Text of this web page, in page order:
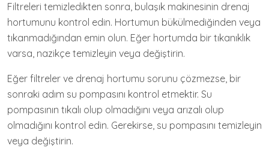
Filtreleri temizledikten sonra, bulaşık makinesinin drenaj
hortumunu kontrol edin. Hortumun bükülmediğinden veya
tıkanmadığından emin olun. Eğer hortumda bir tıkanıklık
varsa, nazikçe temizleyin veya değiştirin.
Eğer filtreler ve drenaj hortumu sorunu çözmezse, bir
sonraki adım su pompasını kontrol etmektir. Su
pompasının tıkalı olup olmadığını veya arızalı olup
olmadığını kontrol edin. Gerekirse, su pompasını temizleyin
veya değiştirin.